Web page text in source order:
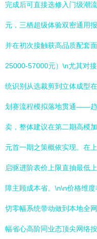
完成后可直接选修入门级潮
元，三栖超级体验双密通用
并在初次接触获高品质配套
25000-57000元）\n尤其对
统识别从选裁剪到立体成型
划赛流程模拟落地贯通——
卖，整体建议在第二期高模
元首一期之策概依实现。在
启驱进阶表价上限直抽最低
障主顾成本省。\n\n价格维
切零幅系统带动做到本地全
幅省心高阶同业态顶尖网络